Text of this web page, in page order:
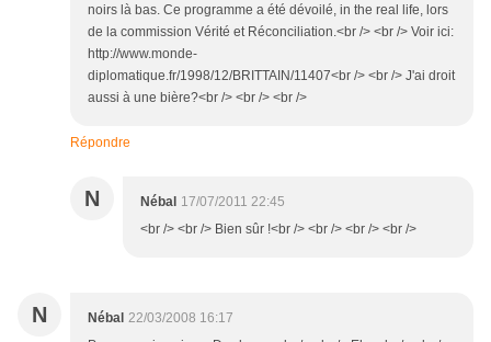
noirs là bas. Ce programme a été dévoilé, in the real life, lors
de la commission Vérité et Réconciliation.<br /> <br /> Voir ici:
http://www.monde-
diplomatique.fr/1998/12/BRITTAIN/11407<br /> <br /> J'ai droit
aussi à une bière?<br /> <br /> <br />
Répondre
N Nébal 17/07/2011 22:45
<br /> <br /> Bien sûr !<br /> <br /> <br /> <br />
N Nébal 22/03/2008 16:17